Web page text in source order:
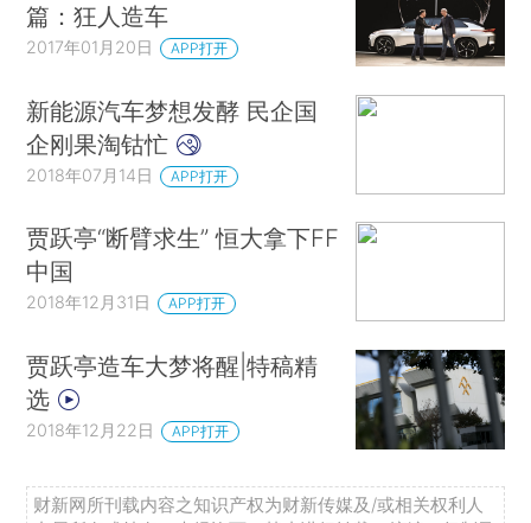
篇：狂人造车
2017年01月20日 APP打开
新能源汽车梦想发酵 民企国
企刚果淘钴忙
2018年07月14日 APP打开
贾跃亭“断臂求生” 恒大拿下FF
中国
2018年12月31日 APP打开
贾跃亭造车大梦将醒|特稿精
选
2018年12月22日 APP打开
财新网所刊载内容之知识产权为财新传媒及/或相关权利人